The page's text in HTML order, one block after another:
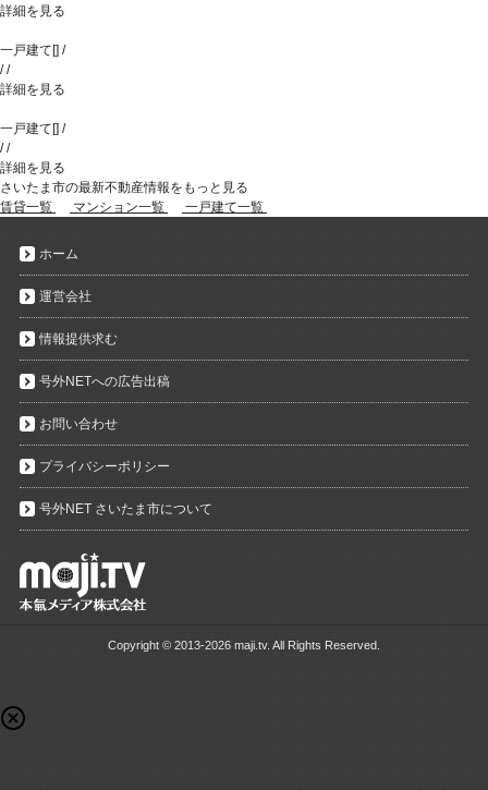
詳細を見る
一戸建て[] /
//
詳細を見る
一戸建て[] /
//
詳細を見る
さいたま市の最新不動産情報をもっと見る
賃貸一覧
マンション一覧 一戸建て一覧
ホーム
運営会社
情報提供求む
号外NETへの広告出稿
お問い合わせ
プライバシーポリシー
号外NET さいたま市について
Copyright © 2013-2026 maji.tv. All Rights Reserved.